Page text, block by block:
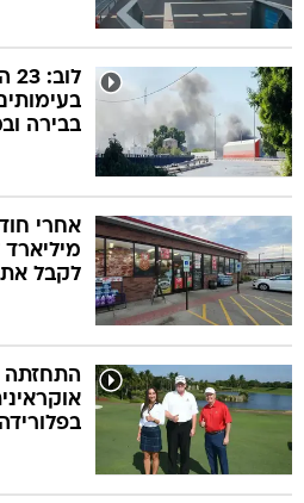
בבירה
מיליארד
לקבל
התחזתה
בפלורידה